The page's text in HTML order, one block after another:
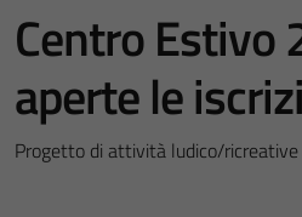
Centro Estivo
aperte le
Progetto di attività ludico/